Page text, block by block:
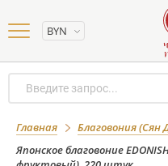
BYN
Главная Благовония (Сян
Японское благовоние
Японское
TSUYA